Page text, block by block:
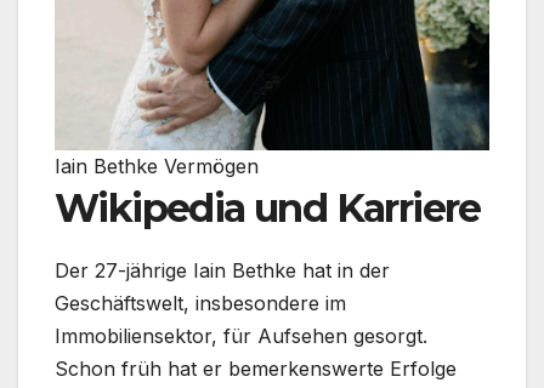
Iain Bethke Vermögen
Wikipedia und Karriere
Der 27-jährige Iain Bethke hat in der
Geschäftswelt, insbesondere im
Immobiliensektor, für Aufsehen gesorgt.
Schon früh hat er bemerkenswerte Erfolge